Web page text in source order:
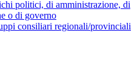
politici, di amministrazione, di
o di governo
consiliari regionali/provinciali